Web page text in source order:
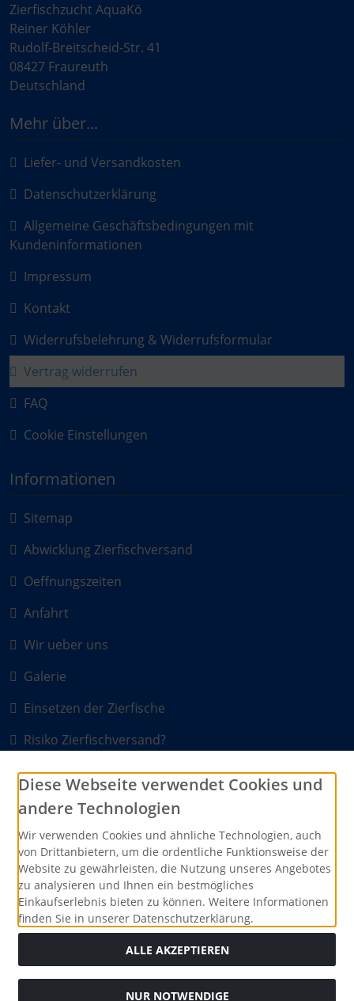
Zierfischzucht AquaKö
Reiner Köhler
Rudolf-Breitscheid-Str. 41
08427 Fraureuth
Deutschland
Mehr über...
Liefer- und Versandkosten
Datenschutzerklärung
Allgemeine Geschäftsbedingungen mit
Kundeninformationen
Impressum
Kontakt
Widerrufsbelehrung & Widerrufsformular
Vertrag widerrufen
FAQ
Cookie Einstellungen
Informationen
Sitemap
Abwicklung Zierfischversand
Oeffnungszeiten
Anfahrt
Wir ueber uns
Galerie
Einsetzen der Zierfische
Risiko Zierfischversand?
Aquarium einrichten
Stockliste Zierfische
Erlenzapfen
Zahlungsmethoden
Alle Preise inkl. gesetzl. MwSt. zzgl.Versandkosten. Die
durchgestrichenen Preise entsprechen dem bisherigen Preis
Diese Webseite verwendet Cookies und
andere Technologien
Wir verwenden Cookies und ähnliche Technologien, auch
von Drittanbietern, um die ordentliche Funktionsweise der
Website zu gewährleisten, die Nutzung unseres Angebotes
zu analysieren und Ihnen ein bestmögliches
Einkaufserlebnis bieten zu können. Weitere Informationen
finden Sie in unserer Datenschutzerklärung.
ALLE AKZEPTIEREN
NUR NOTWENDIGE